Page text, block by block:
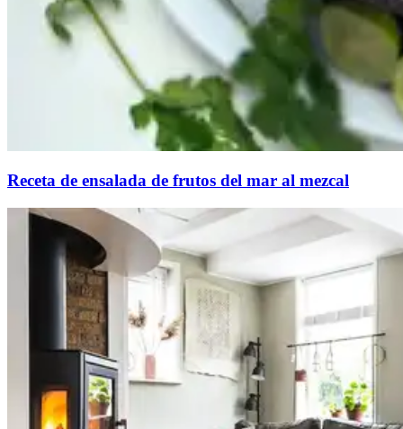
Receta de ensalada de frutos del mar al mezcal